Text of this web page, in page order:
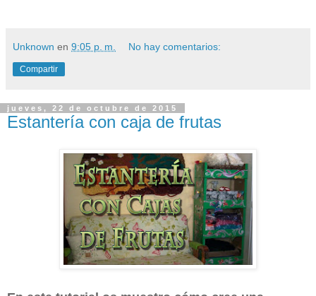
Unknown en 9:05 p. m. No hay comentarios:
Compartir
jueves, 22 de octubre de 2015
Estantería con caja de frutas